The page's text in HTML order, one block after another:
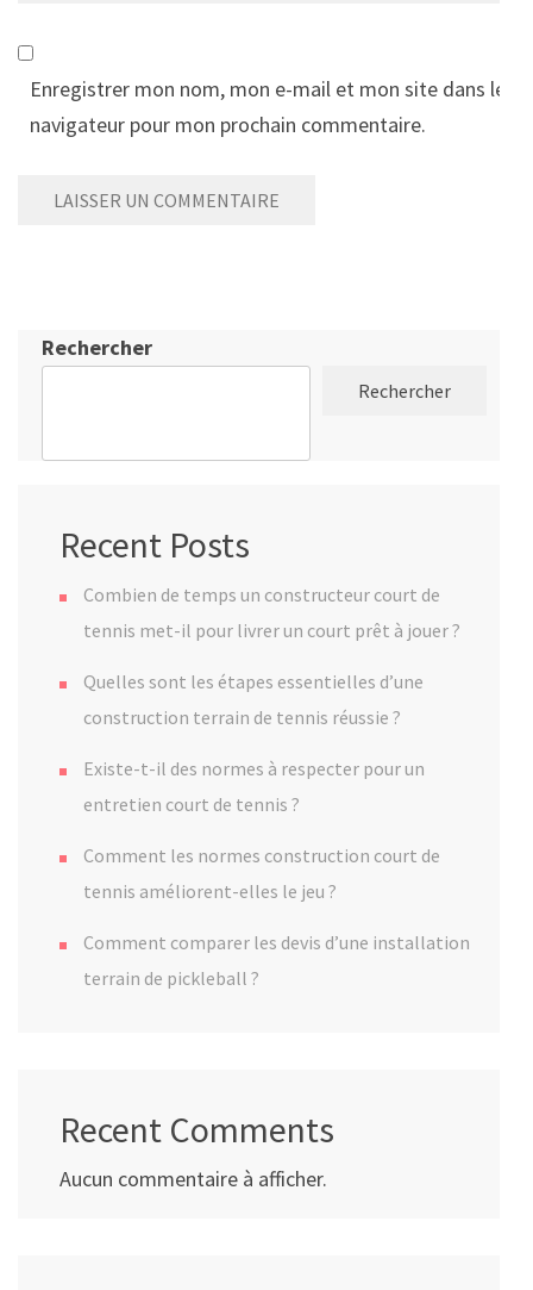
Enregistrer mon nom, mon e-mail et mon site dans le
navigateur pour mon prochain commentaire.
Rechercher
Rechercher
Recent Posts
Combien de temps un constructeur court de
tennis met-il pour livrer un court prêt à jouer ?
Quelles sont les étapes essentielles d’une
construction terrain de tennis réussie ?
Existe-t-il des normes à respecter pour un
entretien court de tennis ?
Comment les normes construction court de
tennis améliorent-elles le jeu ?
Comment comparer les devis d’une installation
terrain de pickleball ?
Recent Comments
Aucun commentaire à afficher.